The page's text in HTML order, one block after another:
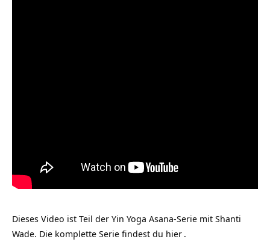
Dieses Video ist Teil der Yin Yoga Asana-Serie mit Shanti
Wade. Die komplette Serie findest du hier .